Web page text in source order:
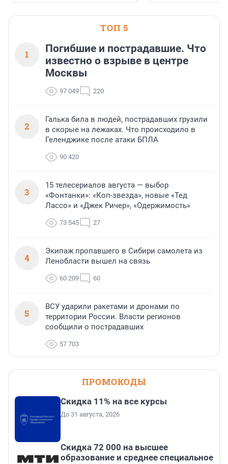
ТОП 5
1
Погибшие и пострадавшие. Что
известно о взрыве в центре
Москвы
97 049 220
2
Галька била в людей, пострадавших грузили
в скорые на лежаках. Что происходило в
Геленджике после атаки БПЛА
90 420
3
15 телесериалов августа — выбор
«Фонтанки»: «Коп-звезда», новые «Тед
Лассо» и «Джек Ричер», «Одержимость»
73 545 27
4
Экипаж пропавшего в Сибири самолета из
Ленобласти вышел на связь
60 209 60
5
ВСУ ударили ракетами и дронами по
территории России. Власти регионов
сообщили о пострадавших
57 703
ПРОМОКОДЫ
Скидка 11% на все курсы
До 31 августа, 2026
Скидка 72 000 на высшее
образование и среднее специальное